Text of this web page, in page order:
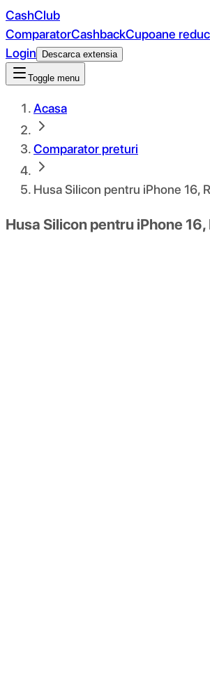
CashClub
ComparatorCashbackCupoane
Login
Descarca extensia
Toggle menu
Acasa
Comparator preturi
Husa Silicon pentru iPhone 16,
Husa Silicon pentru iPhone 16,